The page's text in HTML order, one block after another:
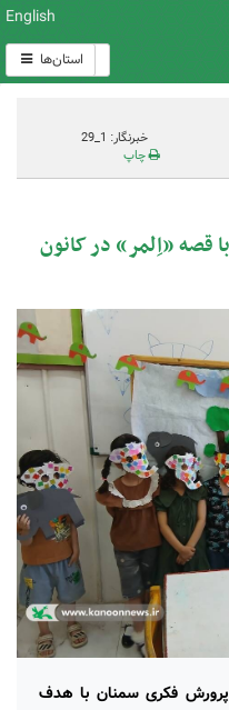
English
استان‌ها
خبرنگار: 1_29
چاپ
قصه «اِلمر» در کانون
هنری شماره ۲ کانون پرورش فکری سمنان با هدف